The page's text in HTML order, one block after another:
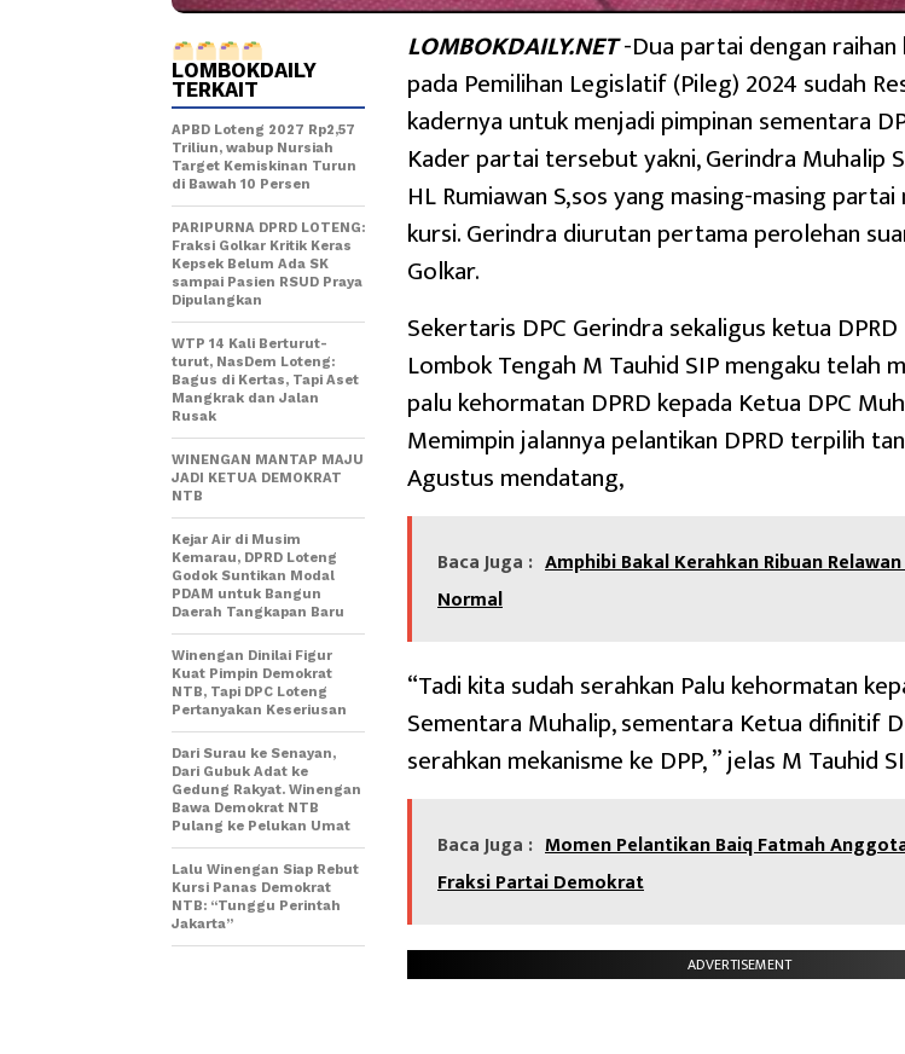
LOMBOKDAILY.NET-Dua partai dengan
pada Pemilihan Legislatif (Pileg) 2024 sudah
kadernya untuk menjadi pimpinan sementara
Kader partai tersebut yakni, Gerindra Muhalip
HL Rumiawan S,sos yang masing-masing
kursi. Gerindra diurutan pertama perolehan
Golkar.
Sekertaris DPC Gerindra sekaligus ketua
Lombok Tengah M Tauhid SIP mengaku telah
palu kehormatan DPRD kepada Ketua DPC
Memimpin jalannya pelantikan DPRD terpilih
Agustus mendatang,
Baca Juga : Amphibi Bakal Kerahkan Ribuan
Normal
“Tadi kita sudah serahkan Palu kehormatan
Sementara Muhalip, sementara Ketua difinitif
serahkan mekanisme ke DPP, ” jelas M Tauhid
Baca Juga : Momen Pelantikan Baiq Fatmah
Fraksi Partai Demokrat
ADVERTISEMENT
LOMBOKDAILY
TERKAIT
APBD Loteng 2027 Rp2,57
Triliun, wabup Nursiah
Target Kemiskinan Turun
di Bawah 10 Persen
PARIPURNA DPRD LOTENG:
Fraksi Golkar Kritik Keras
Kepsek Belum Ada SK
sampai Pasien RSUD Praya
Dipulangkan
WTP 14 Kali Berturut-
turut, NasDem Loteng:
Bagus di Kertas, Tapi Aset
Mangkrak dan Jalan
Rusak
WINENGAN MANTAP MAJU
JADI KETUA DEMOKRAT
NTB
Kejar Air di Musim
Kemarau, DPRD Loteng
Godok Suntikan Modal
PDAM untuk Bangun
Daerah Tangkapan Baru
Winengan Dinilai Figur
Kuat Pimpin Demokrat
NTB, Tapi DPC Loteng
Pertanyakan Keseriusan
Dari Surau ke Senayan,
Dari Gubuk Adat ke
Gedung Rakyat. Winengan
Bawa Demokrat NTB
Pulang ke Pelukan Umat
Lalu Winengan Siap Rebut
Kursi Panas Demokrat
NTB: “Tunggu Perintah
Jakarta”